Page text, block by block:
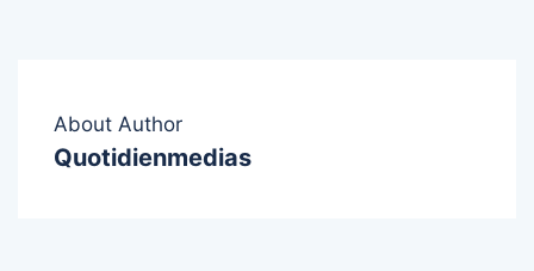
About Author
Quotidienmedias